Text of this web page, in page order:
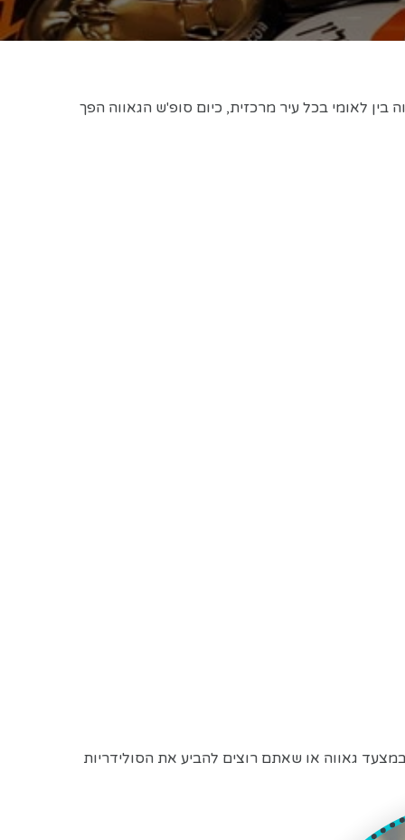
לאומי בכל עיר מרכזית, כיום סופ'ש הגאווה הפך
גאווה או שאתם רוצים להביע את הסולידריות